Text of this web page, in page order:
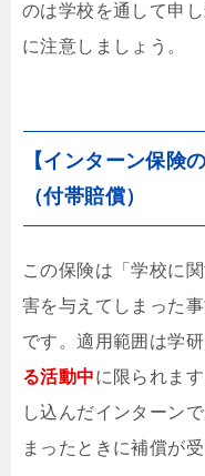
のは学校を通して申
に注意しましょう。
【インターン保険
（付帯賠償）
この保険は「学校に
害を与えてしまった
です。適用範囲は学
る活動中に限られま
し込んだインターン
まったときに補償が受